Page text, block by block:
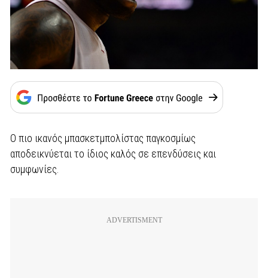
O πιο ικανός μπασκετμπολίστας παγκοσμίως
αποδεικνύεται το ίδιος καλός σε επενδύσεις και
συμφωνίες.